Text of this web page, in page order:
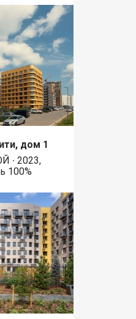
дом 1
∙ 2023,
100%